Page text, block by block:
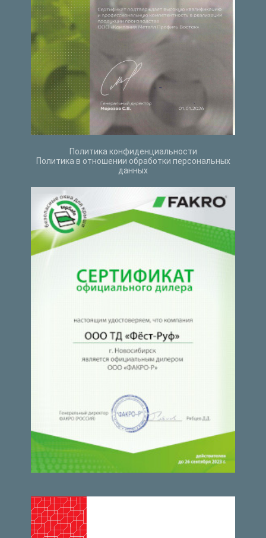
Политика конфиденциальности
Политика в отношении обработки персональных
данных